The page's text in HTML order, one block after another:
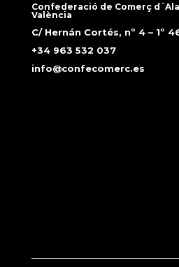
Confederació de Comerç
València
C/ Hernán Cortés, nº 4 – 1º
+34 963 532 037
info@confecomerc.es